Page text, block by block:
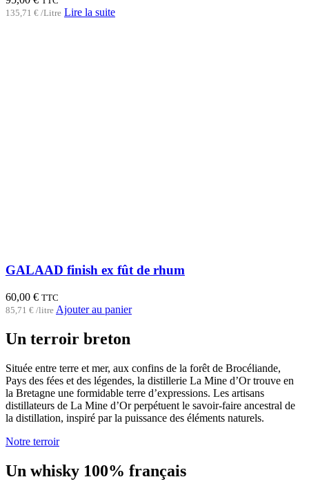
135,71 € /Litre Lire la suite
GALAAD finish ex fût de rhum
60,00 € TTC
85,71 € /litre Ajouter au panier
Un terroir breton
Située entre terre et mer, aux confins de la forêt de Brocéliande,
Pays des fées et des légendes, la distillerie La Mine d’Or trouve en
la Bretagne une formidable terre d’expressions. Les artisans
distillateurs de La Mine d’Or perpétuent le savoir-faire ancestral de
la distillation, inspiré par la puissance des éléments naturels.
Notre terroir
Un whisky 100% français